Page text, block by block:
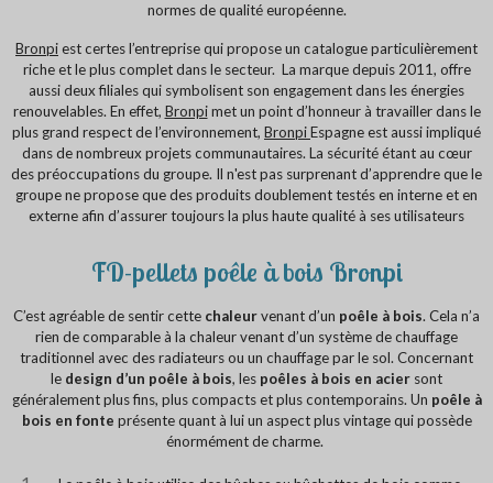
normes de qualité européenne.
Bronpiest certes l’entreprise qui propose un catalogue particulièrement
riche et le plus complet dans le secteur. La marque depuis 2011, offre
aussi deux filiales qui symbolisent son engagement dans les énergies
renouvelables. En effet, Bronpimet un point d’honneur à travailler dans le
plus grand respect de l’environnement, BronpiEspagne est aussi impliqué
dans de nombreux projets communautaires. La sécurité étant au cœur
des préoccupations du groupe. Il n'est pas surprenant d’apprendre que le
groupe ne propose que des produits doublement testés en interne et en
externe afin d’assurer toujours la plus haute qualité à ses utilisateurs
FD-pellets poêle à bois Bronpi
C’est agréable de sentir cette chaleurvenant d’un poêle à bois. Cela n’a
rien de comparable à la chaleur venant d’un système de chauffage
traditionnel avec des radiateurs ou un chauffage par le sol. Concernant
le design d’un poêle à bois, les poêles à bois en acier sont
généralement plus fins, plus compacts et plus contemporains. Un poêle à
bois en fonte présente quant à lui un aspect plus vintage qui possède
énormément de charme.